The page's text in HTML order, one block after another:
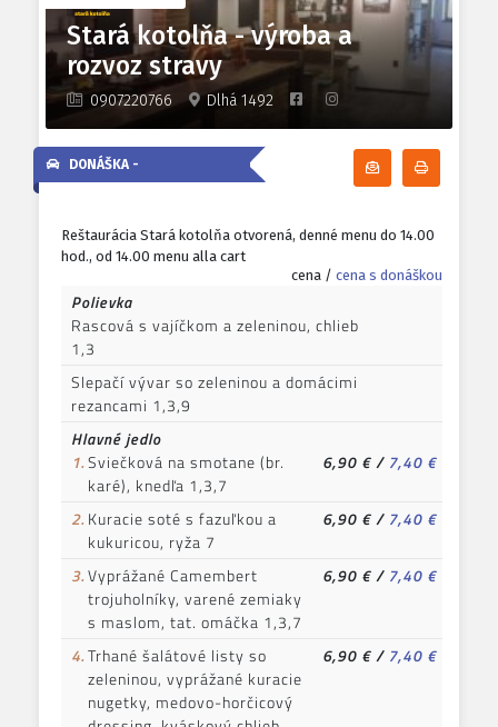
Stará kotolňa - výroba a
rozvoz stravy
0907220766 Dlhá 1492
Odoberať
DONÁŠKA -
Reštaurácia Stará kotolňa otvorená, denné menu do 14.00
hod., od 14.00 menu alla cart
cena / cena s donáškou
Polievka
Rascová s vajíčkom a zeleninou, chlieb
1,3
Slepačí vývar so zeleninou a domácimi
rezancami 1,3,9
Hlavné jedlo
1.Sviečková na smotane (br.
karé), knedľa 1,3,7
6,90 €/ 7,40 €
2. Kuracie soté s fazuľkou a
kukuricou, ryža 7
6,90 €/ 7,40 €
3.Vyprážané Camembert
trojuholníky, varené zemiaky
s maslom, tat. omáčka 1,3,7
6,90 €/ 7,40 €
4.Trhané šalátové listy so
zeleninou, vyprážané kuracie
nugetky, medovo-horčicový
6,90 €/ 7,40 €